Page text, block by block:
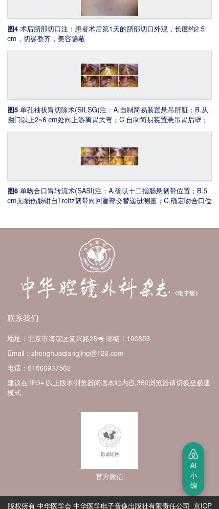
图4 术后脐部切口注：患者术后第1天的脐部切口外观，长度约2.5
cm，切缘整齐，美容隐蔽
图5 单孔袖状胃切除术(SILSG)注：A.自制简易装置悬吊肝脏；B.从
幽门以上2~6 cm处向上游离胃大弯；C.自制简易装置悬吊胃后壁；
D.经口向胃内插入一根直径约36 Fr(约1.2 cm内径)的校准支撑管；
图6 单吻合口胃转流术(SASI)注：A.确认十二指肠悬韧带位置；B.5
cm无损伤肠钳自Treitz韧带向回盲部交替递进测量；C.确定吻合口位
个对应的小切口；F．将两侧切口吻合，加固吻合口；G.肠钳轻微上
拉显露术野；H．自上而下缝合肠系膜裂隙，防止发生内疝
联系我们
地址：北京市海淀区复兴路28号 邮编：100853
Email：zhonghuaqiangjing@126.com
电话：01066937562
建议在 IE9+ 以上版本浏览器阅读本站内容,360浏览器请切换至极速
模式
官方微信
版权所有 中华医学会 中华医学电子音像出版社有限责任公司 京ICP
AI
小
编